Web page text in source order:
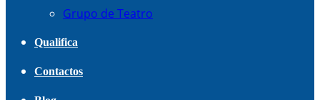
Grupo de Teatro
Qualifica
Contactos